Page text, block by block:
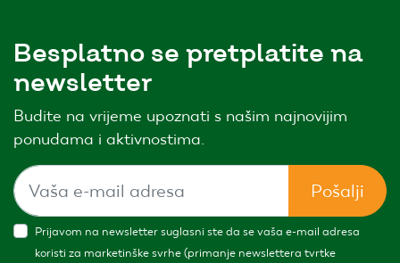
Besplatno se pretplatite na
newsletter
Budite na vrijeme upoznati s našim najnovijim
ponudama i aktivnostima.
Pošalji
Prijavom na newsletter suglasni ste da se vaša e-mail adresa
koristi za marketinške svrhe (primanje newslettera tvrtke